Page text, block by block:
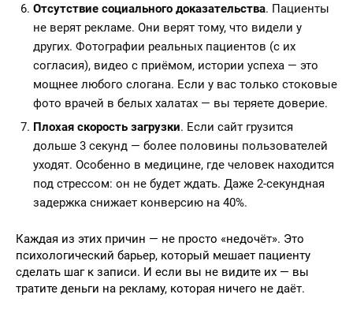
Отсутствие социального доказательства. Пациенты
не верят рекламе. Они верят тому, что видели у
других. Фотографии реальных пациентов (с их
согласия), видео с приёмом, истории успеха — это
мощнее любого слогана. Если у вас только стоковые
фото врачей в белых халатах — вы теряете доверие.
Плохая скорость загрузки. Если сайт грузится
дольше 3 секунд — более половины пользователей
уходят. Особенно в медицине, где человек находится
под стрессом: он не будет ждать. Даже 2-секундная
задержка снижает конверсию на 40%.
Каждая из этих причин — не просто «недочёт». Это
психологический барьер, который мешает пациенту
сделать шаг к записи. И если вы не видите их — вы
тратите деньги на рекламу, которая ничего не даёт.